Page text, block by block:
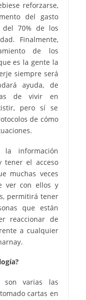
reforzarse,
del gasto
del 70% de los
Finalmente,
de los
es la gente la
siempre será
ayuda, de
de vivir en
pero sí se
de cómo
información
tener el acceso
muchas veces
ver con ellos y
permitirá tener
que están
reaccionar de
a cualquier
son varias las
cartas en